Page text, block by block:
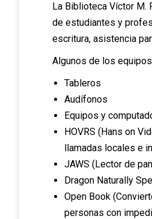
La Biblioteca Víctor M.
de estudiantes y
escritura, asistencia
Algunos de los
Tableros
Audífonos
Equipos y
HOVRS (Hans on
llamadas locales e
JAWS (Lector de
Dragon Naturally
Open Book
personas con